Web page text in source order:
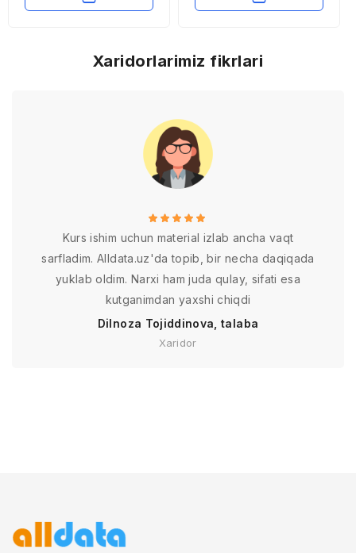
Xaridorlarimiz fikrlari
Kurs ishim uchun material izlab ancha vaqt
sarfladim. Alldata.uz'da topib, bir necha daqiqada
yuklab oldim. Narxi ham juda qulay, sifati esa
kutganimdan yaxshi chiqdi
Dilnoza Tojiddinova, talaba
Xaridor